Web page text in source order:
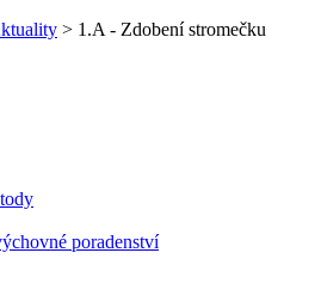
> 1.A - Zdobení stromečku
poradenství